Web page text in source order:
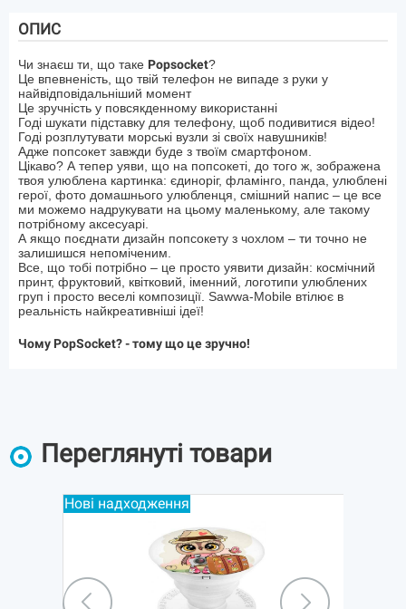
ОПИС
Чи знаєш ти, що таке Popsocket?
Це впевненість, що твій телефон не випаде з руки у
найвідповідальніший момент
Це зручність у повсякденному використанні
Годі шукати підставку для телефону, щоб подивитися відео!
Годі розплутувати морські вузли зі своїх навушників!
Адже попсокет завжди буде з твоїм смартфоном.
Цікаво? А тепер уяви, що на попсокеті, до того ж, зображена
твоя улюблена картинка: єдиноріг, фламінго, панда, улюблені
герої, фото домашнього улюбленця, смішний напис – це все
ми можемо надрукувати на цьому маленькому, але такому
потрібному аксесуарі.
А якщо поєднати дизайн попсокету з чохлом – ти точно не
залишишся непоміченим.
Все, що тобі потрібно – це просто уявити дизайн: космічний
принт, фруктовий, квітковий, іменний, логотипи улюблених
груп і просто веселі композиції. Sawwa-Mobile втілює в
реальність найкреативніші ідеї!
Чому PopSocket? - тому що це зручно!
Переглянуті товари
Нові надходження